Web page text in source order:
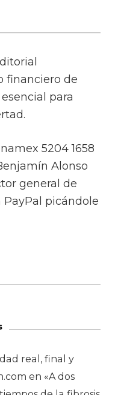
financiero de
para
5204 1658
Alonso
general de
PayPal picándole
real, final y
en «A dos